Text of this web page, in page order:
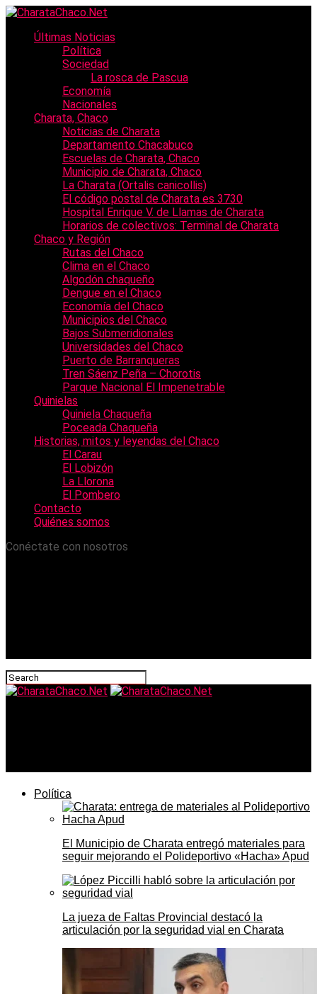
Últimas Noticias
Política
Sociedad
La rosca de Pascua
Economía
Nacionales
Charata, Chaco
Noticias de Charata
Departamento Chacabuco
Escuelas de Charata, Chaco
Municipio de Charata, Chaco
La Charata (Ortalis canicollis)
El código postal de Charata es 3730
Hospital Enrique V. de Llamas de Charata
Horarios de colectivos: Terminal de Charata
Chaco y Región
Rutas del Chaco
Clima en el Chaco
Algodón chaqueño
Dengue en el Chaco
Economía del Chaco
Municipios del Chaco
Bajos Submeridionales
Universidades del Chaco
Puerto de Barranqueras
Tren Sáenz Peña – Chorotis
Parque Nacional El Impenetrable
Quinielas
Quiniela Chaqueña
Poceada Chaqueña
Historias, mitos y leyendas del Chaco
El Carau
El Lobizón
La Llorona
El Pombero
Contacto
Quiénes somos
Conéctate con nosotros
Política
El Municipio de Charata entregó materiales para
seguir mejorando el Polideportivo «Hacha» Apud
La jueza de Faltas Provincial destacó la
articulación por la seguridad vial en Charata